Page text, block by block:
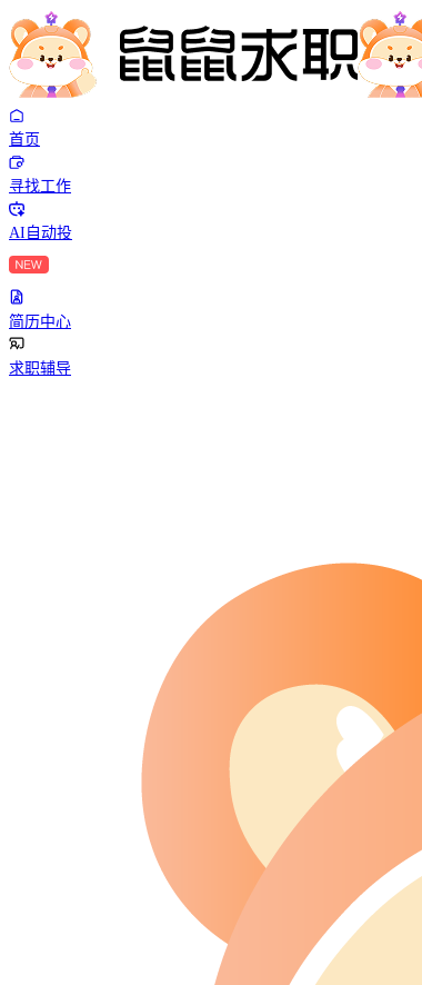
首页
寻找工作
AI自动投
简历中心
求职辅导